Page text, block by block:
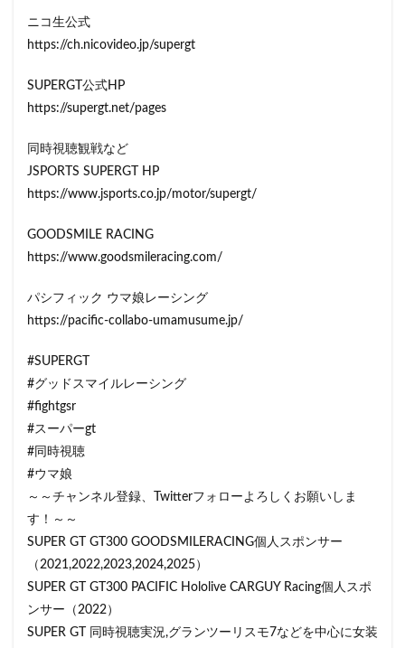
ニコ生公式
https://ch.nicovideo.jp/supergt
SUPERGT公式HP
https://supergt.net/pages
同時視聴観戦など
JSPORTS SUPERGT HP
https://www.jsports.co.jp/motor/supergt/
GOODSMILE RACING
https://www.goodsmileracing.com/
パシフィック ウマ娘レーシング
https://pacific-collabo-umamusume.jp/
#SUPERGT
#グッドスマイルレーシング
#fightgsr
#スーパーgt
#同時視聴
#ウマ娘
～～チャンネル登録、Twitterフォローよろしくお願いしま
す！～～
SUPER GT GT300 GOODSMILERACING個人スポンサー
（2021,2022,2023,2024,2025）
SUPER GT GT300 PACIFIC Hololive CARGUY Racing個人スポ
ンサー（2022）
SUPER GT 同時視聴実況,グランツーリスモ7などを中心に女装